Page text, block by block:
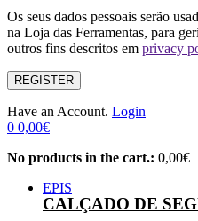
Os seus dados pessoais serão
na Loja das Ferramentas, para
outros fins descritos em privacy
REGISTER
Have an Account. Login
0 0,00€
No products in the cart.: 0,00€
EPIS
CALÇADO DE